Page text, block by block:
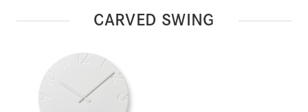
CARVED SWING